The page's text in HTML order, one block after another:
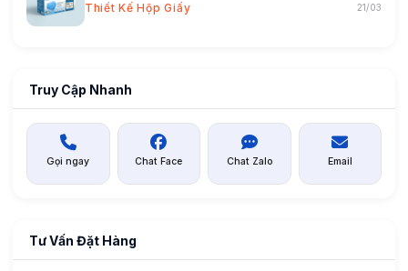
Thiết Kế Hộp Giấy 21/03
Truy Cập Nhanh
Gọi ngay Chat Face Chat Zalo Email
Tư Vấn Đặt Hàng